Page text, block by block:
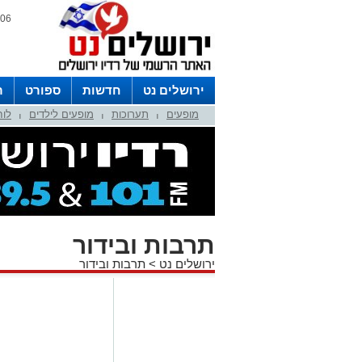
06 אוגוסט 2026 / 12:49
ירושלים נט חדשות ספורט
לפרסום ברדיו צרו קשר
לוח מופעים תערוכות מופעים לילדים
תרבות ובידור
ירושלים נט > תרבות ובידור